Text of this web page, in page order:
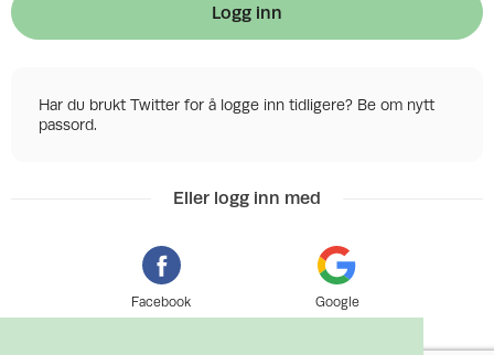
Logg inn
Har du brukt Twitter for å logge inn tidligere? Be om nytt
passord.
Eller logg inn med
Facebook Google